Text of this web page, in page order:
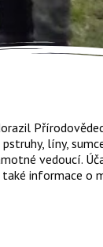
líny,
vedoucí.
informace o